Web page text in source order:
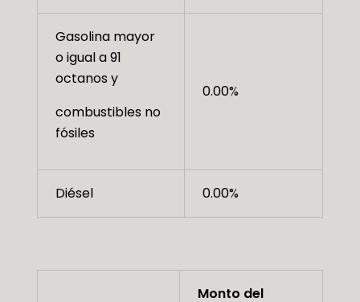
Gasolina mayor
o igual a 91
octanos y
combustibles no
fósiles
0.00%
Diésel 0.00%
Monto del